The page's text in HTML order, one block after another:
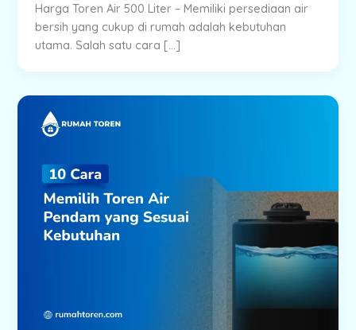
Harga Toren Air 500 Liter – Memiliki persediaan air
bersih yang cukup di rumah adalah kebutuhan
utama. Salah satu cara […]